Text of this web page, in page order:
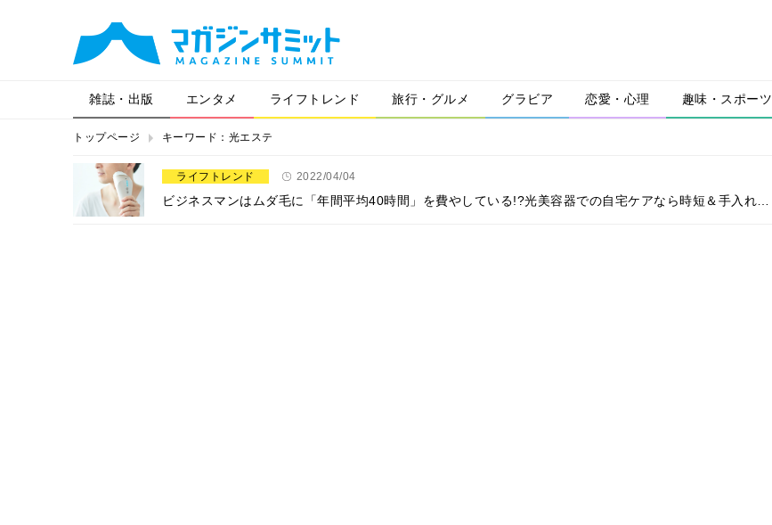
雑誌・出版 エンタメ ライフトレンド 旅行・グルメ グラビア 恋愛・心理 趣味・スポーツ
トップページ キーワード：光エステ
ライフトレンド 2022/04/04
ビジネスマンはムダ毛に「年間平均40時間」を費やしている!?光美容器での自宅ケアなら時短＆手入れ…